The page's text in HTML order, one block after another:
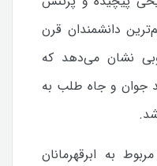
دانشمندان قرن
نشان می‌دهد که
جوان و جاه طلب به
به ابرقهرمانان